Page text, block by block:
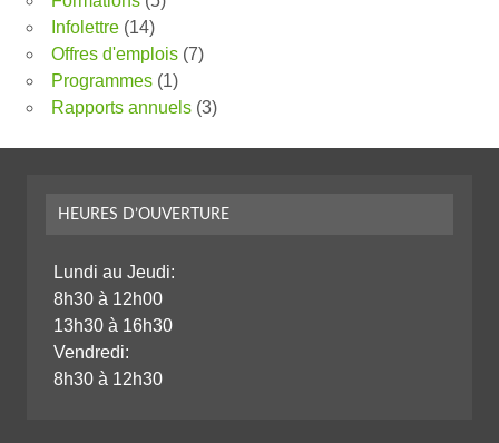
Infolettre (14)
Offres d'emplois (7)
Programmes (1)
Rapports annuels (3)
HEURES D’OUVERTURE
Lundi au Jeudi:
8h30 à 12h00
13h30 à 16h30
Vendredi:
8h30 à 12h30